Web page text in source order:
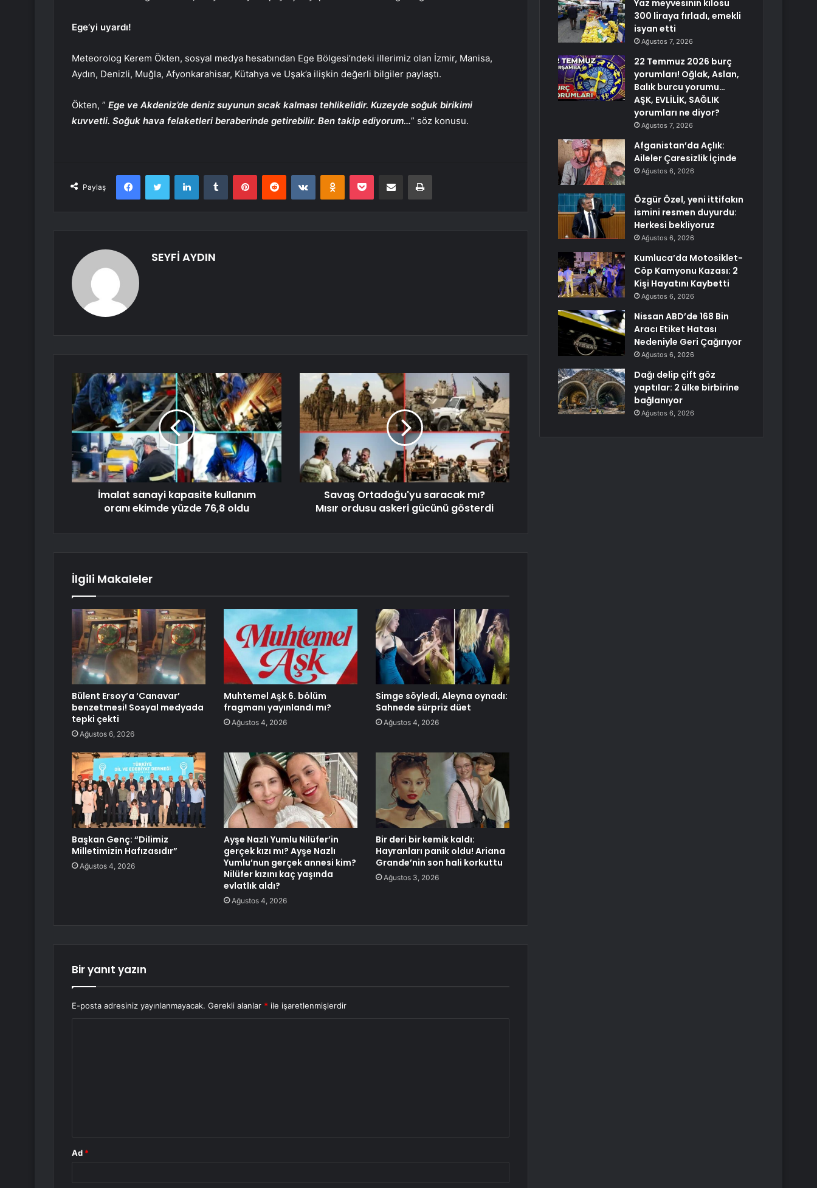
Ege’yi uyardı!
Meteorolog Kerem Ökten, sosyal medya hesabından Ege Bölgesi’ndeki illerimiz olan İzmir, Manisa,
Aydın, Denizli, Muğla, Afyonkarahisar, Kütahya ve Uşak’a ilişkin değerli bilgiler paylaştı.
Ökten, ” Ege ve Akdeniz’de deniz suyunun sıcak kalması tehlikelidir. Kuzeyde soğuk birikimi
kuvvetli. Soğuk hava felaketleri beraberinde getirebilir. Ben takip ediyorum…” söz konusu.
Paylaş
FacebookTwitter LinkedInTumblr PinterestReddit VKontakteOdnoklassniki
Pocket E-Posta ile paylaş Yazdır
SEYFİ AYDIN
İmalat sanayi kapasite kullanım
oranı ekimde yüzde 76,8 oldu
Savaş Ortadoğu'yu saracak mı?
Mısır ordusu askeri gücünü gösterdi
İlgili Makaleler
Bülent Ersoy’a ‘Canavar’
benzetmesi! Sosyal medyada
tepki çekti
Ağustos 6, 2026
Muhtemel Aşk 6. bölüm
fragmanı yayınlandı mı?
Ağustos 4, 2026
Simge söyledi, Aleyna oynadı:
Sahnede sürpriz düet
Ağustos 4, 2026
Başkan Genç: “Dilimiz
Milletimizin Hafızasıdır”
Ağustos 4, 2026
Ayşe Nazlı Yumlu Nilüfer’in
gerçek kızı mı? Ayşe Nazlı
Yumlu’nun gerçek annesi kim?
Nilüfer kızını kaç yaşında
evlatlık aldı?
Ağustos 4, 2026
Bir deri bir kemik kaldı:
Hayranları panik oldu! Ariana
Grande’nin son hali korkuttu
Ağustos 3, 2026
Bir yanıt yazın
E-posta adresiniz yayınlanmayacak. Gerekli alanlar * ile işaretlenmişlerdir
Ad *
Yaz meyvesinin kilosu
300 liraya fırladı, emekli
isyan etti
Ağustos 7, 2026
22 Temmuz 2026 burç
yorumları! Oğlak, Aslan,
Balık burcu yorumu…
AŞK, EVLİLİK, SAĞLIK
yorumları ne diyor?
Ağustos 7, 2026
Afganistan’da Açlık:
Aileler Çaresizlik İçinde
Ağustos 6, 2026
Özgür Özel, yeni ittifakın
ismini resmen duyurdu:
Herkesi bekliyoruz
Ağustos 6, 2026
Kumluca’da Motosiklet-
Cöp Kamyonu Kazası: 2
Kişi Hayatını Kaybetti
Ağustos 6, 2026
Nissan ABD’de 168 Bin
Aracı Etiket Hatası
Nedeniyle Geri Çağırıyor
Ağustos 6, 2026
Dağı delip çift göz
yaptılar: 2 ülke birbirine
bağlanıyor
Ağustos 6, 2026